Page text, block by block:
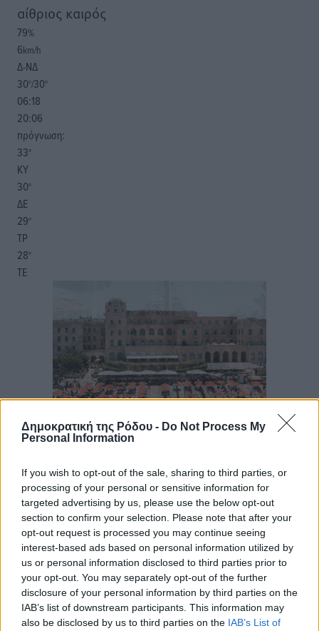
Δημοκρατική της Ρόδου - Do Not Process My
Personal Information
If you wish to opt-out of the sale, sharing to third parties, or
processing of your personal or sensitive information for
targeted advertising by us, please use the below opt-out
section to confirm your selection. Please note that after your
opt-out request is processed you may continue seeing
interest-based ads based on personal information utilized by
us or personal information disclosed to third parties prior to
your opt-out. You may separately opt-out of the further
disclosure of your personal information by third parties on the
IAB’s list of downstream participants. This information may
also be disclosed by us to third parties on the IAB’s List of
αίθριος καιρός
79%
6km/h
Δ-ΝΔ
30°/30°
06:18
20:06
πρόγνωση:
33°
ΚΥ
30°
ΔΕ
29°
ΤΡ
28°
ΤΕ